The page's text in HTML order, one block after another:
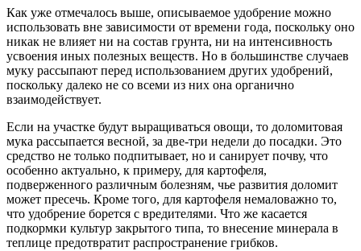
Как уже отмечалось выше, описываемое удобрение можно
использовать вне зависимости от времени года, поскольку оно
никак не влияет ни на состав грунта, ни на интенсивность
усвоения иных полезных веществ. Но в большинстве случаев
муку рассыпают перед использованием других удобрений,
поскольку далеко не со всеми из них она органично
взаимодействует.
Если на участке будут выращиваться овощи, то доломитовая
мука рассыпается весной, за две-три недели до посадки. Это
средство не только подпитывает, но и санирует почву, что
особенно актуально, к примеру, для картофеля,
подверженного различным болезням, чье развития доломит
может пресечь. Кроме того, для картофеля немаловажно то,
что удобрение борется с вредителями. Что же касается
подкормки культур закрытого типа, то внесение минерала в
теплице предотвратит распространение грибков.